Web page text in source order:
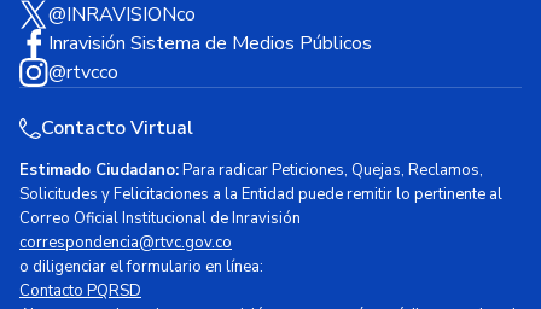
@INRAVISIONco
Inravisión Sistema de Medios Públicos
@rtvcco
Contacto Virtual
Estimado Ciudadano:Para radicar Peticiones, Quejas, Reclamos,
Solicitudes y Felicitaciones a la Entidad puede remitir lo pertinente al
Correo Oficial Institucional de Inravisión
correspondencia@rtvc.gov.co
o diligenciar el formulario en línea:
Contacto PQRSD